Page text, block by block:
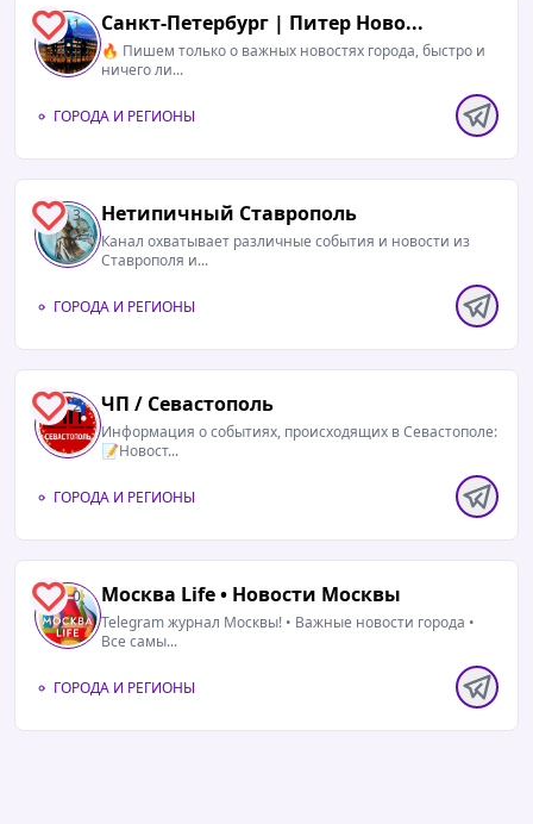
1 Санкт-Петербург | Питер Ново...
🔥 Пишем только о важных новостях города, быстро и
ничего ли...
ГОРОДА И РЕГИОНЫ
3 Нетипичный Ставрополь️
Канал охватывает различные события и новости из
Ставрополя и...
ГОРОДА И РЕГИОНЫ
2 ЧП / Севастополь
Информация о событиях, происходящих в Севастополе:
📝Новост...
ГОРОДА И РЕГИОНЫ
0 Москва Life • Новости Москвы
Telegram журнал Москвы! • Важные новости города •
Все самы...
ГОРОДА И РЕГИОНЫ